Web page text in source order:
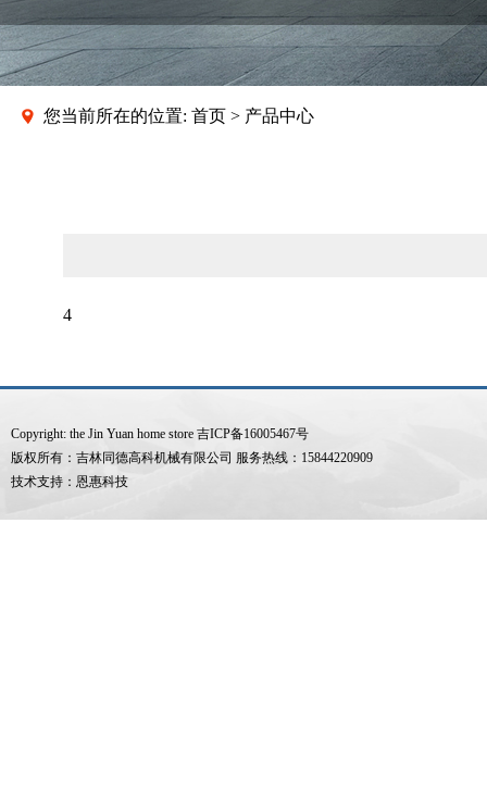
您当前所在的位置: 首页 > 产品中心
4
Copyright: the Jin Yuan home store 吉ICP备16005467号
版权所有：吉林同德高科机械有限公司 服务热线：15844220909
技术支持： 恩惠科技